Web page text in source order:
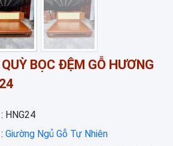
BỌC ĐỆM GỖ HƯƠNG
: HNG24
:Giường Ngủ Gỗ Tự Nhiên